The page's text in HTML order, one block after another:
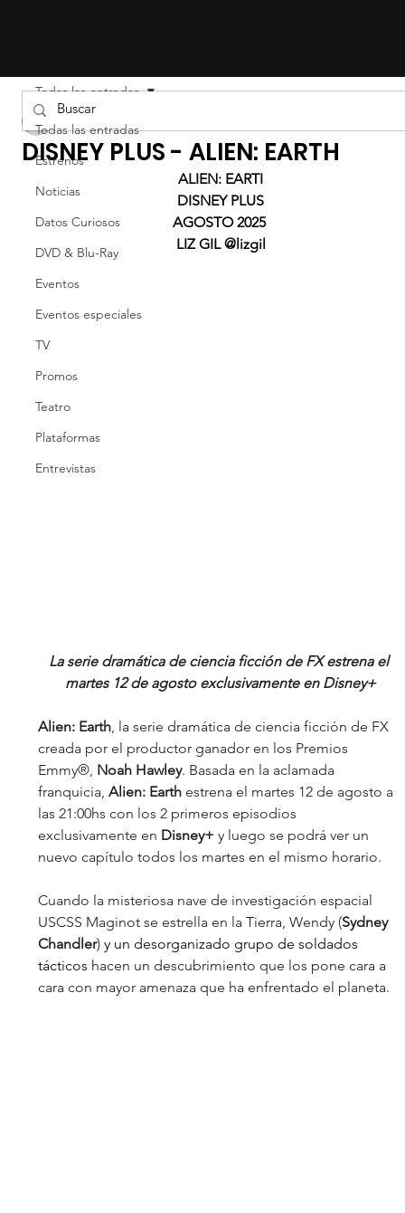
Todas las entradas
Estrenos
Noticias
Datos Curiosos
DVD & Blu-Ray
Eventos
Eventos especiales
TV
Promos
Teatro
Plataformas
Entrevistas
Todas las entradas
DISNEY PLUS - ALIEN: EARTH
ALIEN: EARTI
DISNEY PLUS
AGOSTO 2025
LIZ GIL @lizgil
La serie dramática de ciencia ficción de FX estrena el
martes 12 de agosto exclusivamente en Disney+
Alien: Earth, la serie dramática de ciencia ficción de FX
creada por el productor ganador en los Premios
Emmy®, Noah Hawley. Basada en la aclamada
franquicia, Alien: Earth estrena el martes 12 de agosto a
las 21:00hs con los 2 primeros episodios
exclusivamente en Disney+ y luego se podrá ver un
nuevo capítulo todos los martes en el mismo horario.
Cuando la misteriosa nave de investigación espacial
USCSS Maginot se estrella en la Tierra, Wendy (Sydney
Chandler) y un desorganizado grupo de soldados
tácticos hacen un descubrimiento que los pone cara a
cara con mayor amenaza que ha enfrentado el planeta.